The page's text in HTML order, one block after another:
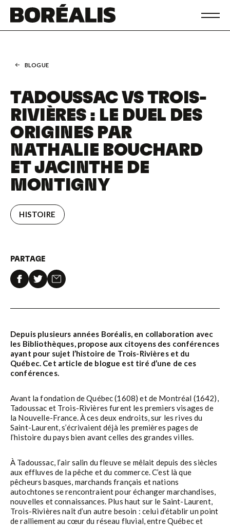
BLOGUE
TADOUSSAC VS TROIS-
RIVIÈRES : LE DUEL DES
ORIGINES PAR
NATHALIE BOUCHARD
ET JACINTHE DE
MONTIGNY
HISTOIRE
PARTAGE
Depuis plusieurs années Boréalis, en collaboration avec
les Bibliothèques, propose aux citoyens des conférences
ayant pour sujet l’histoire de Trois-Rivières et du
Québec. Cet article de blogue est tiré d’une de ces
conférences.
Avant la fondation de Québec (1608) et de Montréal (1642),
Tadoussac et Trois-Rivières furent les premiers visages de
la Nouvelle-France. À ces deux endroits, sur les rives du
Saint-Laurent, s’écrivaient déjà les premières pages de
l’histoire du pays bien avant celles des grandes villes.
À Tadoussac, l’air salin du fleuve se mêlait depuis des siècles
aux effluves de la pêche et du commerce. C’est là que
pêcheurs basques, marchands français et nations
autochtones se rencontraient pour échanger marchandises,
nouvelles et connaissances. Plus haut sur le Saint-Laurent,
Trois-Rivières naît d’un autre besoin : celui d’établir un point
de ralliement au cœur du réseau fluvial, entre Québec et